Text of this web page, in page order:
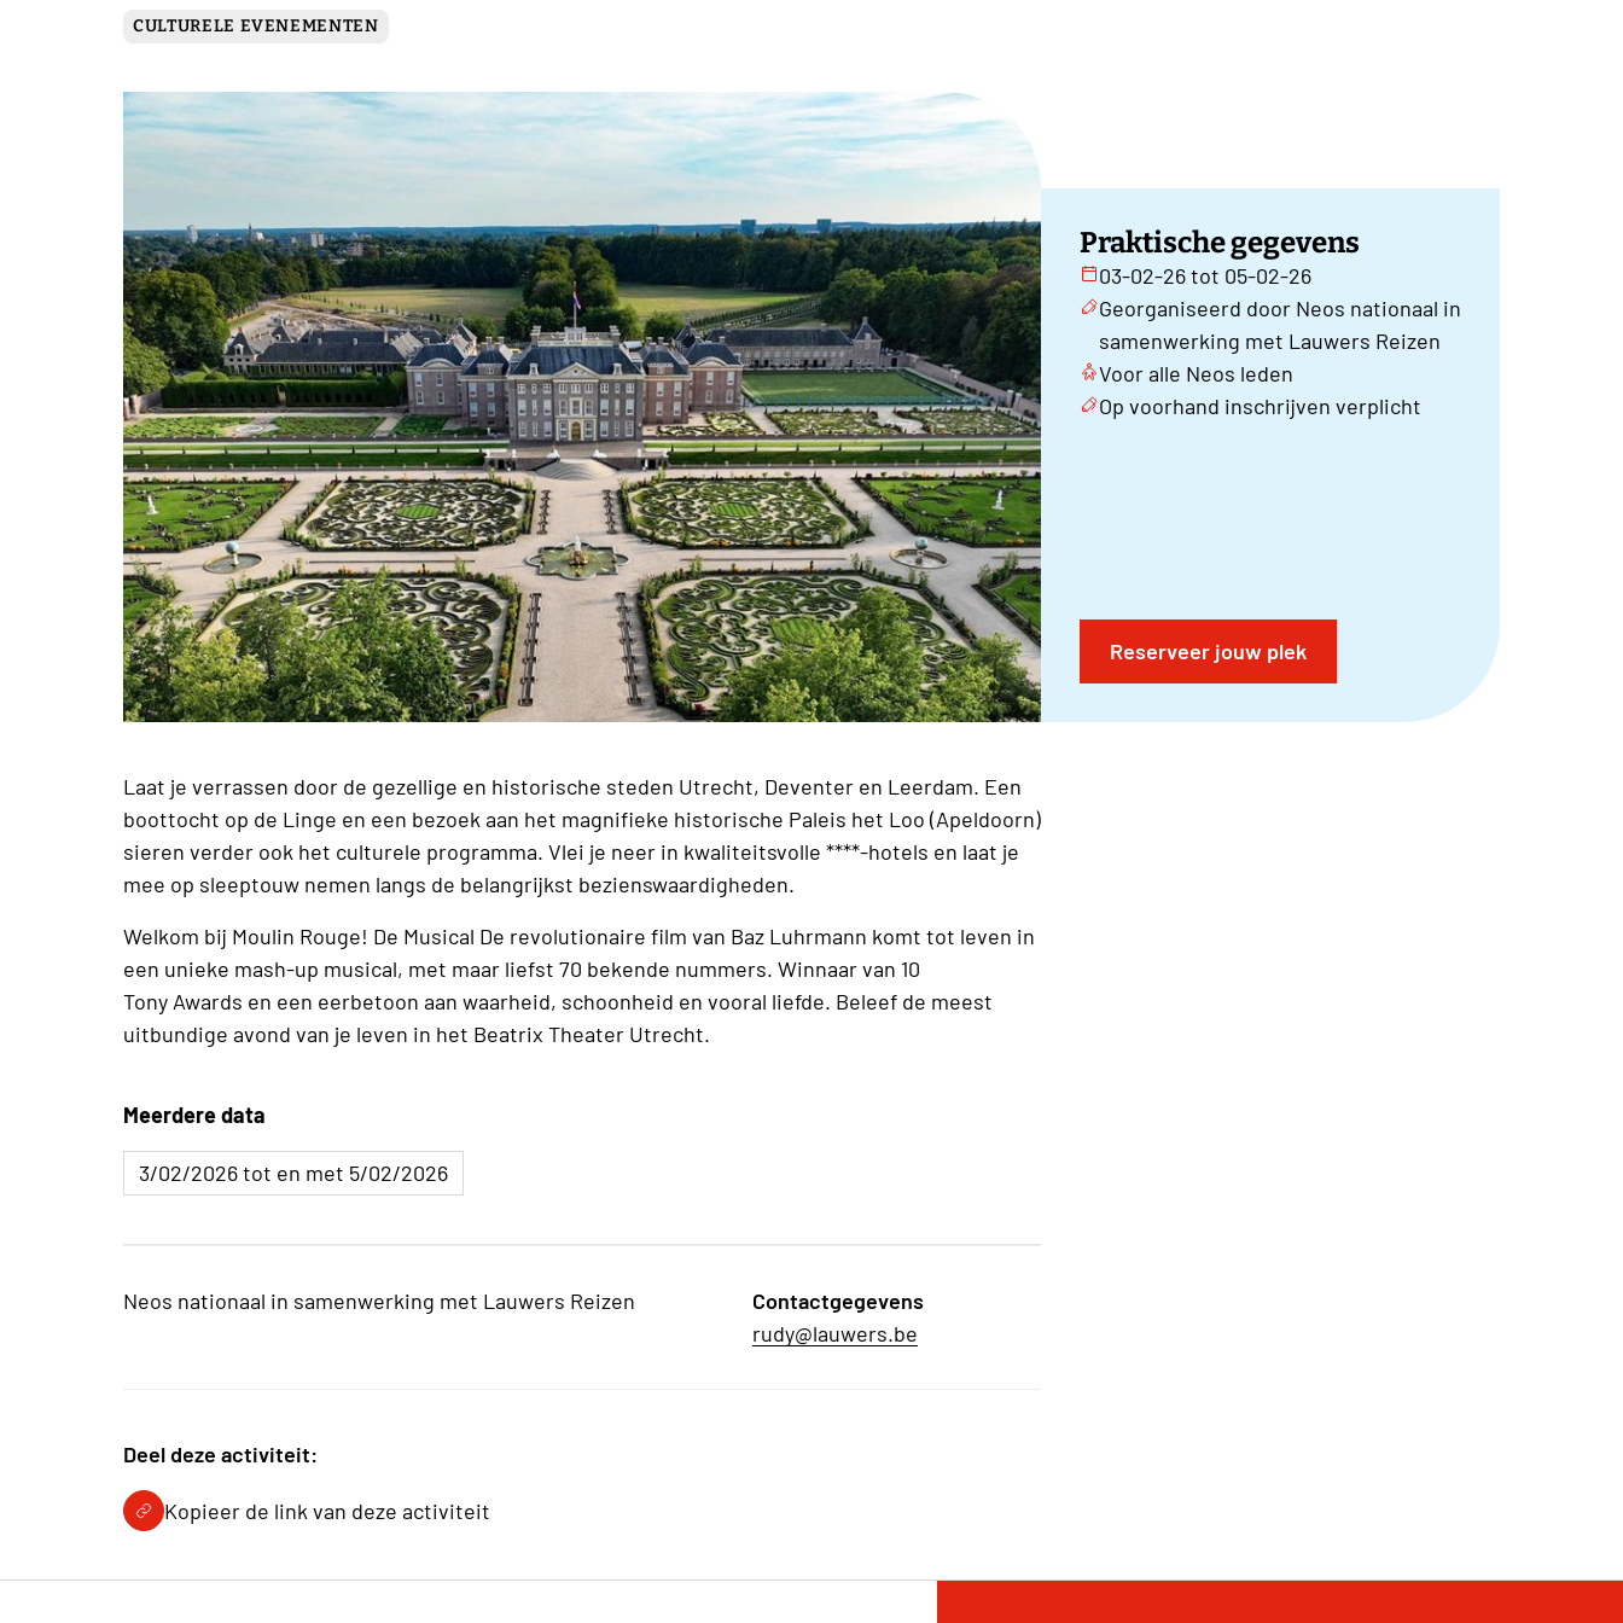
CULTURELE EVENEMENTEN
Praktische gegevens
03-02-26 tot 05-02-26
Georganiseerd door Neos nationaal in
samenwerking met Lauwers Reizen
Voor alle Neos leden
Op voorhand inschrijven verplicht
Reserveer jouw plek
Laat je verrassen door de gezellige en historische steden Utrecht, Deventer en Leerdam. Een
boottocht op de Linge en een bezoek aan het magnifieke historische Paleis het Loo (Apeldoorn)
sieren verder ook het culturele programma. Vlei je neer in kwaliteitsvolle ****-hotels en laat je
mee op sleeptouw nemen langs de belangrijkst bezienswaardigheden.
Welkom bij Moulin Rouge! De Musical De revolutionaire film van Baz Luhrmann komt tot leven in
een unieke mash-up musical, met maar liefst 70 bekende nummers. Winnaar van 10
Tony Awards en een eerbetoon aan waarheid, schoonheid en vooral liefde. Beleef de meest
uitbundige avond van je leven in het Beatrix Theater Utrecht.
Meerdere data
3/02/2026 tot en met 5/02/2026
Neos nationaal in samenwerking met Lauwers Reizen
Contactgegevens
rudy@lauwers.be
Deel deze activiteit:
Kopieer de link van deze activiteit